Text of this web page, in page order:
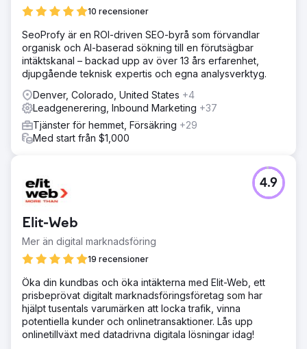
10 recensioner
SeoProfy är en ROI-driven SEO-byrå som förvandlar
organisk och AI-baserad sökning till en förutsägbar
intäktskanal – backad upp av över 13 års erfarenhet,
djupgående teknisk expertis och egna analysverktyg.
Denver, Colorado, United States +4
Leadgenerering, Inbound Marketing +37
Tjänster för hemmet, Försäkring +29
Med start från $1,000
Elit-Web
Mer än digital marknadsföring
19 recensioner
4.9
Öka din kundbas och öka intäkterna med Elit-Web, ett
prisbeprövat digitalt marknadsföringsföretag som har
hjälpt tusentals varumärken att locka trafik, vinna
potentiella kunder och onlinetransaktioner. Lås upp
onlinetillväxt med datadrivna digitala lösningar idag!